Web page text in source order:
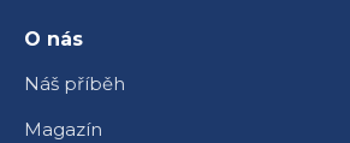
O nás
Náš příběh
Magazín